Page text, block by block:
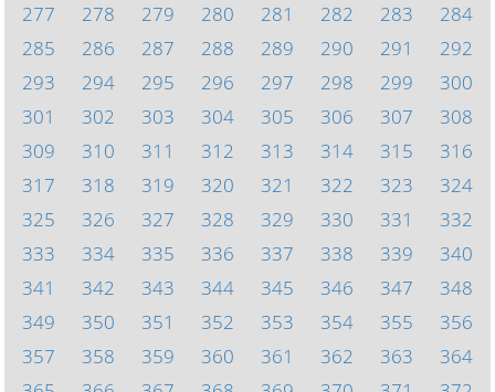
277
278 279 280 281 282 283
284
285
286 287 288 289 290 291
292
293
294 295 296 297 298 299
300
301
302 303 304 305 306 307
308
309
310 311 312 313 314 315
316
317
318 319 320 321 322 323
324
325
326 327 328 329 330 331
332
333
334 335 336 337 338 339
340
341
342 343 344 345 346 347
348
349
350 351 352 353 354 355
356
357
358 359 360 361 362 363
364